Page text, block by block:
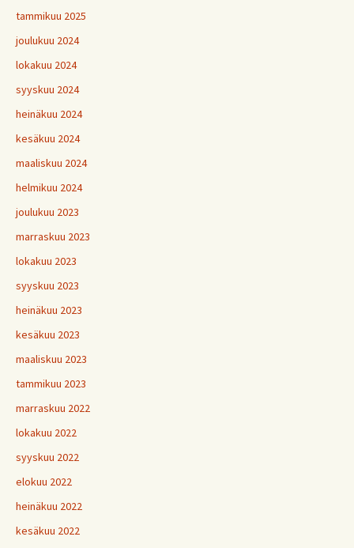
tammikuu 2025
joulukuu 2024
lokakuu 2024
syyskuu 2024
heinäkuu 2024
kesäkuu 2024
maaliskuu 2024
helmikuu 2024
joulukuu 2023
marraskuu 2023
lokakuu 2023
syyskuu 2023
heinäkuu 2023
kesäkuu 2023
maaliskuu 2023
tammikuu 2023
marraskuu 2022
lokakuu 2022
syyskuu 2022
elokuu 2022
heinäkuu 2022
kesäkuu 2022